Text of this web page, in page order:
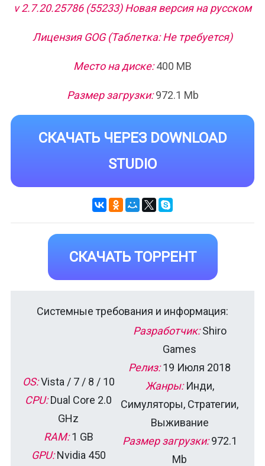
v 2.7.20.25786 (55233) Новая версия на русском
Лицензия GOG (Таблетка: Не требуется)
Место на диске:400 MB
Размер загрузки:972.1 Mb
СКАЧАТЬ ЧЕРЕЗ DOWNLOAD
STUDIO
СКАЧАТЬ ТОРРЕНТ
Системные требования и информация:
OS:Vista / 7 / 8 / 10
CPU:Dual Core 2.0
GHz
RAM:1 GB
GPU:Nvidia 450
Разработчик:Shiro
Games
Релиз:19 Июля 2018
Жанры:Инди,
Симуляторы, Стратегии,
Выживание
Размер загрузки:972.1
Mb